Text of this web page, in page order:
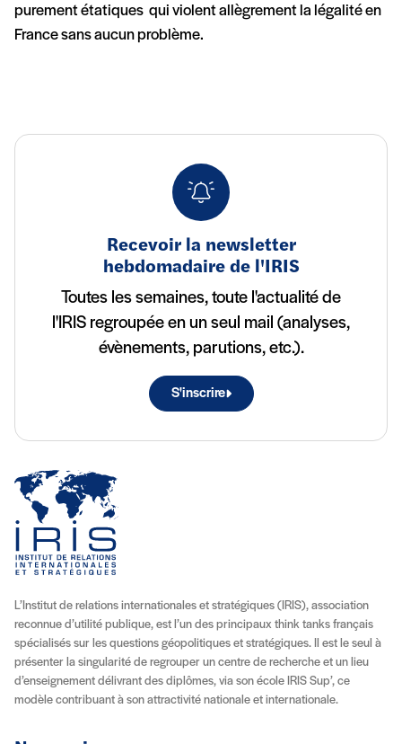
purement étatiques qui violent allègrement la légalité en
France sans aucun problème.
Recevoir la newsletter
hebdomadaire de l'IRIS
Toutes les semaines, toute l'actualité de
l'IRIS regroupée en un seul mail (analyses,
évènements, parutions, etc.).
S'inscrire
L’Institut de relations internationales et stratégiques (IRIS), association
reconnue d’utilité publique, est l’un des principaux think tanks français
spécialisés sur les questions géopolitiques et stratégiques. Il est le seul à
présenter la singularité de regrouper un centre de recherche et un lieu
d’enseignement délivrant des diplômes, via son école IRIS Sup’, ce
modèle contribuant à son attractivité nationale et internationale.